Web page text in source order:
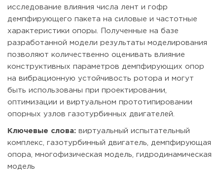
исследование влияния числа лент и гофр
демпфирующего пакета на силовые и частотные
характеристики опоры. Полученные на базе
разработанной модели результаты моделирования
позволяют количественно оценивать влияние
конструктивных параметров демпфирующих опор
на вибрационную устойчивость ротора и могут
быть использованы при проектировании,
оптимизации и виртуальном прототипировании
опорных узлов газотурбинных двигателей.
Ключевые слова: виртуальный испытательный
комплекс, газотурбинный двигатель, демпфирующая
опора, многофизическая модель, гидродинамическая
модель